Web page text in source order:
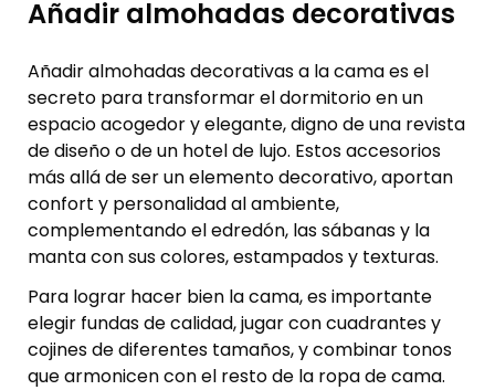
Añadir almohadas decorativas
Añadir almohadas decorativas a la cama es el
secreto para transformar el dormitorio en un
espacio acogedor y elegante, digno de una revista
de diseño o de un hotel de lujo. Estos accesorios
más allá de ser un elemento decorativo, aportan
confort y personalidad al ambiente,
complementando el edredón, las sábanas y la
manta con sus colores, estampados y texturas.
Para lograr hacer bien la cama, es importante
elegir fundas de calidad, jugar con cuadrantes y
cojines de diferentes tamaños, y combinar tonos
que armonicen con el resto de la ropa de cama.